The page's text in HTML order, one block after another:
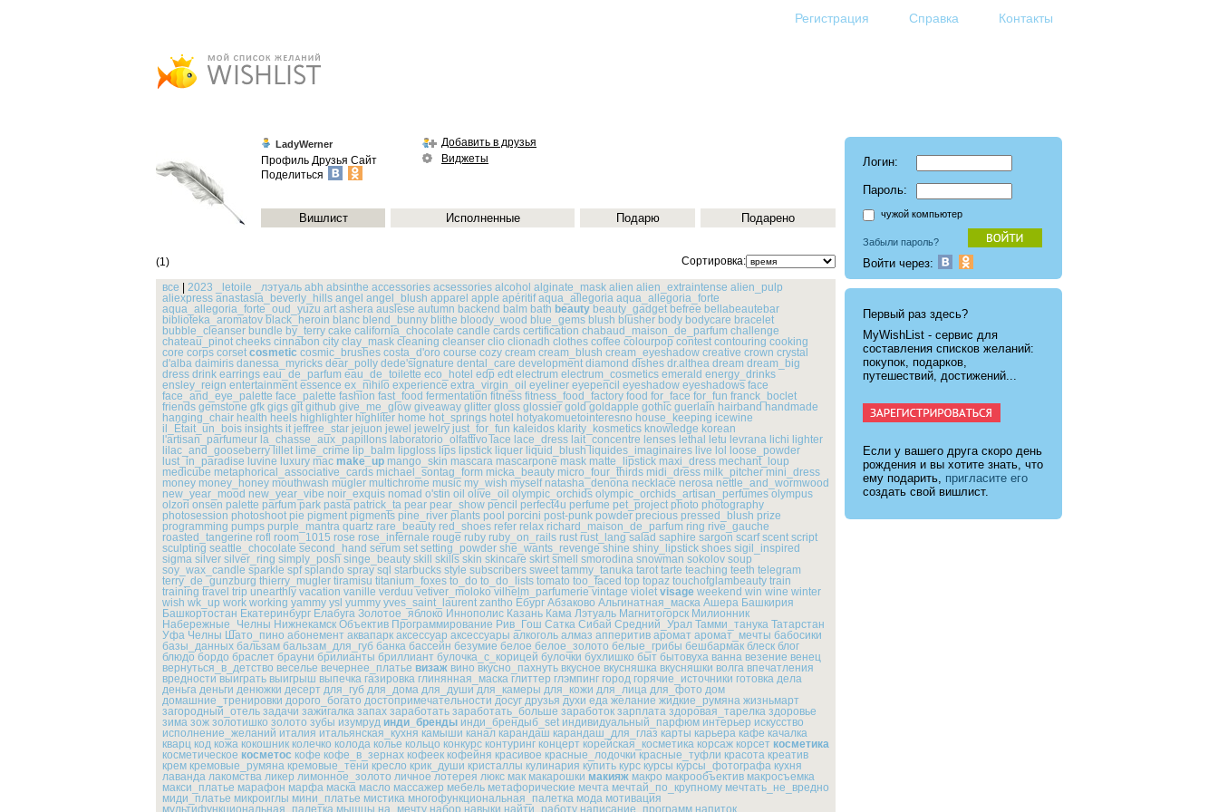
Регистрация Справка Контакты
LadyWerner
Профиль Друзья Сайт
Поделиться
Добавить в друзья
Виджеты
Вишлист Исполненные Подарю Подарено
(1) Сортировка:
все 2023 _letoile _лэтуаль abh absinthe accessories acsessories alcohol alginate_mask alien alien_extraintense alien_pulp
aliexpress anastasia_beverly_hills angel angel_blush apparel apple apéritif aqua_allegoria aqua_allegoria_forte
aqua_allegoria_forte_oud_yuzu art ashera auslese autumn backend balm bath beauty beauty_gadget befree bellabeautebar
biblioteka_aromatov black_heroin blanc blend_bunny blithe bloody_wood blue_gems blush blusher body bodycare bracelet
bubble_cleanser bundle by_terry cake california_chocolate candle cards certification chabaud_maison_de_parfum challenge
chateau_pinot cheeks cinnabon city clay_mask cleaning cleanser clio clionadh clothes coffee colourpop contest contouring cooking
core corps corset cosmetic cosmic_brushes costa_d'oro course cozy cream cream_blush cream_eyeshadow creative crown crystal
d'alba daimiris danessa_myricks dear_polly dede'signature dental_care development diamond dishes dr.althea dream dream_big
dress drink earrings eau_de_parfum eau_de_toilette eco_hotel edp edt electrum electrum_cosmetics emerald energy_drinks
ensley_reign entertainment essence ex_nihilo experience extra_virgin_oil eyeliner eyepencil eyeshadow eyeshadows face
face_and_eye_palette face_palette fashion fast_food fermentation fitness fitness_food_factory food for_face for_fun franck_boclet
friends gemstone gfk gigs git github give_me_glow giveaway glitter gloss glossier gold goldapple gothic guerlain hairband handmade
hanging_chair health heels highlighter highliter home hot_springs hotel hotyakomuetointeresno house_keeping icewine
il_Était_un_bois insights it jeffree_star jejuon jewel jewelry just_for_fun kaleidos klarity_kosmetics knowledge korean
l'artisan_parfumeur la_chasse_aux_papillons laboratorio_olfattivo lace lace_dress lait_concentre lenses lethal letu levrana lichi lighter
lilac_and_gooseberry lillet lime_crime lip_balm lipgloss lips lipstick liquer liquid_blush liquides_imaginaires live lol
loose_powder
lust_in_paradise luvine luxury mac make_up mango_skin mascara mascarpone mask matte_lipstick maxi_dress mechant_loup
medicube metaphorical_associative_cards michael_sontag_form micka_beauty micro_four_thirds midi_dress milk_pitcher mini_dress
money money_honey mouthwash mugler multichrome music my_wish myself natasha_denona necklace nerosa nettle_and_wormwood
new_year_mood new_year_vibe noir_exquis nomad o'stin oil olive_oil olympic_orchids olympic_orchids_artisan_perfumes olympus
olzori onsen palette parfum park pasta patrick_ta pear pear_show pencil perfect4u perfume pet_project photo photography
photosession photoshoot pie pigment pigments pine_river plants pool porcini post-punk powder precious pressed_blush prize
programming pumps purple_mantra quartz rare_beauty red_shoes refer relax richard_maison_de_parfum ring rive_gauche
roasted_tangerine rofl room_1015 rose rose_infernale rouge ruby ruby_on_rails rust rust_lang salad saphire sargon scarf scent script
sculpting seattle_chocolate second_hand serum set setting_powder she_wants_revenge shine shiny_lipstick shoes sigil_inspired
sigma silver silver_ring simply_posh singe_beauty skill skills skin skincare skirt smell smorodina snowman sokolov soup
soy_wax_candle sparkle spf splando spray sql starbucks style subscribers sweet tammy_tanuka tarot tarte teaching teeth telegram
terry_de_gunzburg thierry_mugler tiramisu titanium_foxes to_do to_do_lists tomato too_faced top topaz touchofglambeauty train
training travel trip unearthly vacation vanille verduu vetiver_moloko vilhelm_parfumerie vintage violet visage weekend win wine winter
wish wk_up work working yammy ysl yummy yves_saint_laurent zantho Ёбург Абзаково Альгинатная_маска Ашера Башкирия
Башкортостан Екатеринбург Елабуга Золотое_яблоко Иннополис Казань Кама Лэтуаль Магнитогорск Милионник
Набережные_Челны Нижнекамск Объектив Программирование Рив_Гош Сатка Сибай Средний_Урал Тамми_танука Татарстан
Уфа Челны Шато_пино абонемент аквапарк аксессуар аксессуары алкоголь алмаз апперитив аромат аромат_мечты бабосики
базы_данных бальзам бальзам_для_губ банка бассейн безумие белое белое_золото белые_грибы бешбармак блеск блог
блюдо бордо браслет брауни брилианты бриллиант булочка_с_корицей булочки бухлишко быт бытовуха ванна везение венец
вернуться_в_детство веселье вечернее_платье визаж вино вкусно_пахнуть вкусное вкусняшка вкусняшки волга впечатления
вредности выиграть выигрыш выпечка газировка глинянная_маска глиттер глэмпинг город горячие_источники готовка дела
деньга деньги денюжки десерт для_губ для_дома для_души для_камеры для_кожи для_лица для_фото дом
домашние_тренировки дорого_богато достопримечательности досуг друзья духи еда желание жидкие_румяна жизньмарт
загородный_отель задачи зажигалка запах заработать заработать_больше заработок зарплата здоровая_тарелка здоровье
зима зож золотишко золото зубы изумруд инди_бренды инди_брендыб_set индивидуальный_парфюм интерьер искусство
исполнение_желаний италия итальянская_кухня камыши канал карандаш карандаш_для_глаз карты карьера кафе качалка
кварц код кожа кокошник колечко колода колье кольцо конкурс контуринг концерт корейская_косметика корсаж корсет косметика
косметическое косметос кофе кофе_в_зернах кофеек кофейня красивое красные_лодочки красные_туфли красота креатив
крем кремовые_румяна кремовые_тени кресло крик_души кристаллы кулинария купить курс курсы курсы_фотографа кухня
лаванда лакомства ликер лимонное_золото личное лотерея люкс мак макарошки макияж макро макрообъектив макросъемка
макси_платье марафон марфа маска масло массажер мебель метафорические мечта мечтай_по_крупному мечтать_не_вредно
миди_платье микроиглы мини_платье мистика многофункциональная_палетка мода мотивация
мультифункциональная_палетка мышцы на_мечту набор навыки найти_работу написание_программ напиток
Логин:
Пароль:
чужой компьютер
Забыли пароль?
Войти через:
Первый раз здесь?
MyWishList - cервис для
составления списков желаний:
покупок, подарков,
путешествий, достижений...
Если у вашего друга скоро день
рождения и вы хотите знать, что
ему подарить, пригласите его
создать свой вишлист.